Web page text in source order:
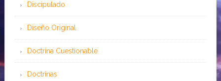
Discipulado
Diseño Original
Doctrina Cuestionable
Doctrinas